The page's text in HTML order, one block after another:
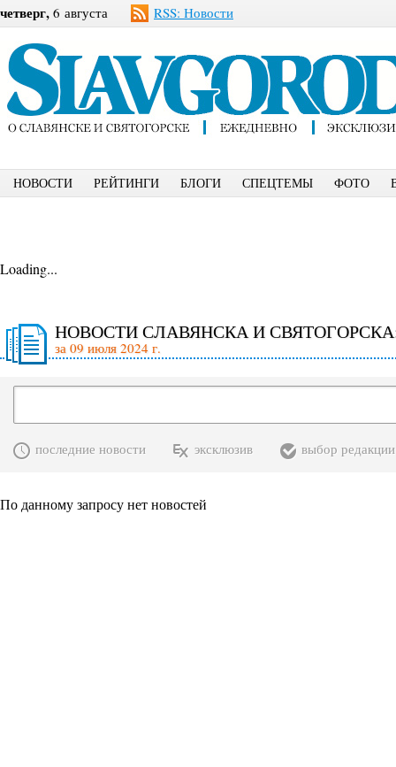
четверг, 6 августа RSS: Новости
НОВОСТИ РЕЙТИНГИ БЛОГИ СПЕЦТЕМЫ ФОТО
Loading...
НОВОСТИ СЛАВЯНСКА И
за 09 июля 2024 г.
последние новости эксклюзив выбор редакции
По данному запросу нет новостей